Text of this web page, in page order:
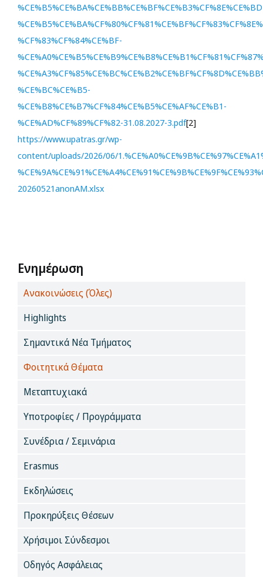
%CF%83%CF%84%CE%BF-
%CE%BC%CE%B5-
%CE%B8%CE%B7%CF%84%CE%B5%CE%AF%CE%B1-
%CE%AD%CF%89%CF%82-31.08.2027-3.pdf[2]
https://www.upatras.gr/wp-
content/uploads/2026/06/
20260521anonAM.xlsx
Ενημέρωση
Ανακοινώσεις (Όλες)
Highlights
Σημαντικά Νέα Τμήματος
Φοιτητικά Θέματα
Μεταπτυχιακά
Υποτροφίες / Προγράμματα
Συνέδρια / Σεμινάρια
Erasmus
Εκδηλώσεις
Προκηρύξεις Θέσεων
Χρήσιμοι Σύνδεσμοι
Οδηγός Ασφάλειας